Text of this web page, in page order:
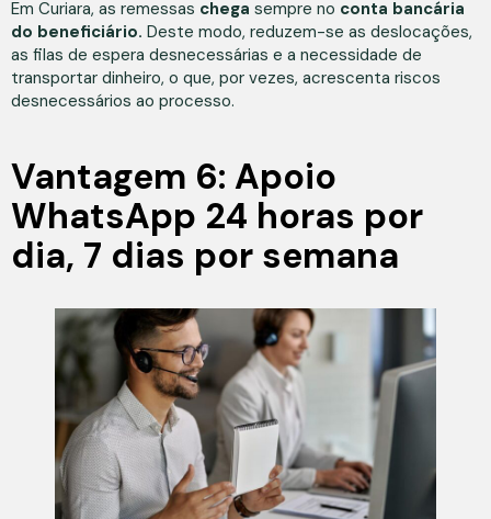
Em Curiara, as remessas chega sempre no conta bancária
do beneficiário. Deste modo, reduzem-se as deslocações,
as filas de espera desnecessárias e a necessidade de
transportar dinheiro, o que, por vezes, acrescenta riscos
desnecessários ao processo.
Vantagem 6: Apoio
WhatsApp 24 horas por
dia, 7 dias por semana